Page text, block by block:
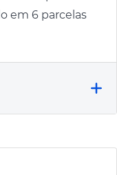
em 6 parcelas